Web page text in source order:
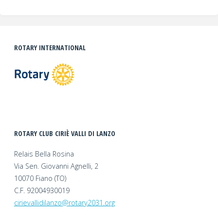
ROTARY INTERNATIONAL
ROTARY CLUB CIRIÈ VALLI DI LANZO
Relais Bella Rosina
Via Sen. Giovanni Agnelli, 2
10070 Fiano (TO)
C.F. 92004930019
cirievallidilanzo@rotary2031.org